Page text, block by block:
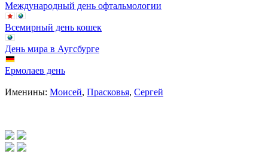
Международный день офтальмологии
Всемирный день кошек
День мира в Аугсбурге
Ермолаев день
Именины: Моисей, Прасковья, Сергей